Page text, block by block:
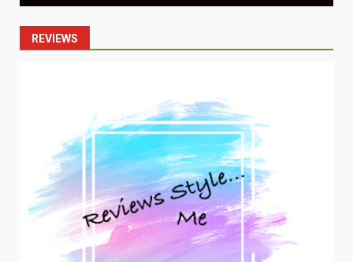
REVIEWS